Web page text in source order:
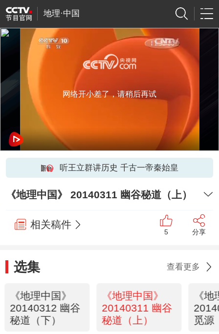
地理·中国
网络开小差了，请稍后再试
听王立群讲历史 千古一帝秦始皇
《地理中国》 20140311 幽谷秘道（上）
相关稿件
5 分享
选集 查看更多
《地理中国》
20140312 幽谷
秘道（下）
《地理中国》
20140311 幽谷
秘道（上）
《
觅源